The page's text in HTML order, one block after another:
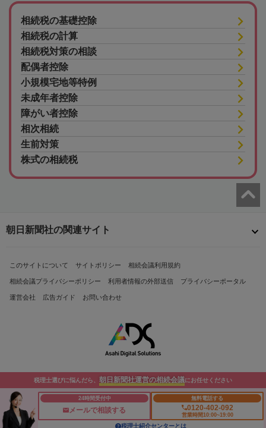
相続税の基礎控除
相続税の計算
相続税対策の相談
配偶者控除
小規模宅地等特例
未成年者控除
障がい者控除
相次相続
生前対策
株式の相続税
税理士選びに悩んだら、 朝日新聞社運営の相続会議にお任せください
24時間受付中
メールで相談する
無料電話する
0120-402-092
営業時間10:00~19:00
税理士紹介センターとは
朝日新聞社の関連サイト
このサイトについて サイトポリシー 相続会議利用規約
相続会議プライバシーポリシー 利用者情報の外部送信 プライバシーポータル
運営会社 広告ガイド お問い合わせ
Copyright© The Asahi Shimbun Company. All Rights Reserved.